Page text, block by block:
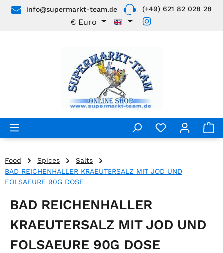
Skip to main content
info@supermarkt-team.de (+49) 621 82 028 28
€ Euro
Food Spices
Salts
BAD REICHENHALLER KRAEUTERSALZ MIT JOD UND
FOLSAEURE 90G DOSE
BAD REICHENHALLER
KRAEUTERSALZ MIT JOD UND
FOLSAEURE 90G DOSE